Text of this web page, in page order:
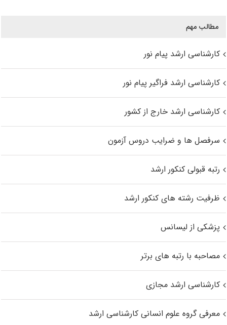
مطالب مهم
کارشناسی ارشد پیام نور
کارشناسی ارشد فراگیر پیام نور
کارشناسی ارشد خارج از کشور
سرفصل ها و ضرایب دروس آزمون
رتبه قبولی کنکور ارشد
ظرفیت رشته های کنکور ارشد
پزشکی از لیسانس
مصاحبه با رتبه های برتر
کارشناسی ارشد مجازی
معرفی گروه علوم انسانی کارشناسی ارشد